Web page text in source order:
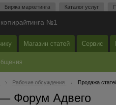
Биржа маркетинга Каталог услуг
№1
Магазин статей Сервис
Рабочие обсуждения Продажа
Форум Адвего